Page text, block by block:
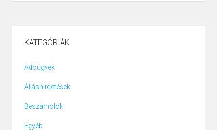
KATEGÓRIÁK
Adóügyek
Álláshirdetések
Beszámolók
Egyéb